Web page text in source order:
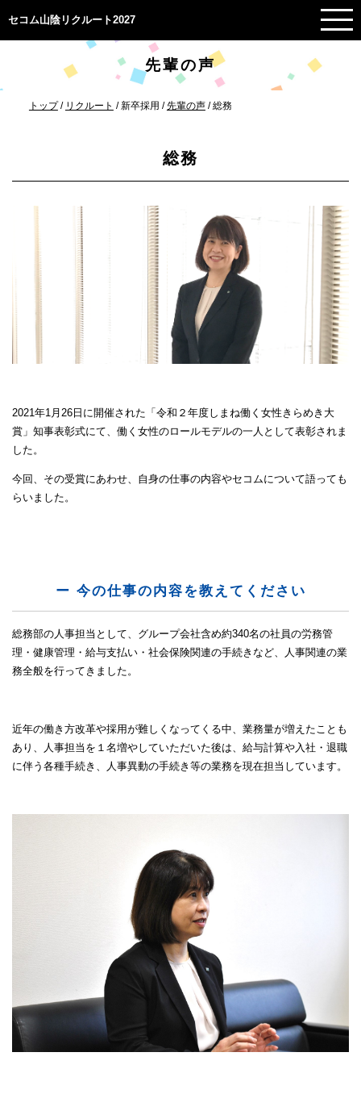
セコム山陰リクルート2027
先輩の声
現
トップ/ リクルート /新卒採用 /先輩の声/総務
総務
2021年1月26日に開催された「令和２年度しまね働く女性きらめき大
賞」知事表彰式にて、働く女性のロールモデルの一人として表彰されま
した。
今回、その受賞にあわせ、自身の仕事の内容やセコムについて語っても
らいました。
ー 今の仕事の内容を教えてください
総務部の人事担当として、グループ会社含め約340名の社員の労務管
理・健康管理・給与支払い・社会保険関連の手続きなど、人事関連の業
務全般を行ってきました。
近年の働き方改革や採用が難しくなってくる中、業務量が増えたことも
あり、人事担当を１名増やしていただいた後は、給与計算や入社・退職
に伴う各種手続き、人事異動の手続き等の業務を現在担当しています。